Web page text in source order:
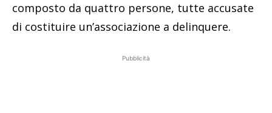
composto da quattro persone, tutte accusate
di costituire un’associazione a delinquere.
Pubblicità